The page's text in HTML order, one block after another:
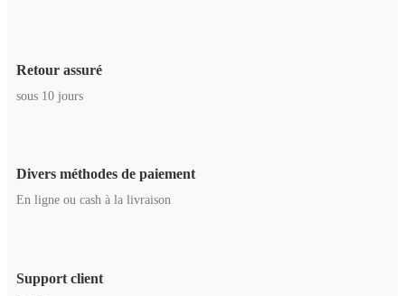
Retour assuré
sous 10 jours
Divers méthodes de paiement
En ligne ou cash à la livraison
Support client